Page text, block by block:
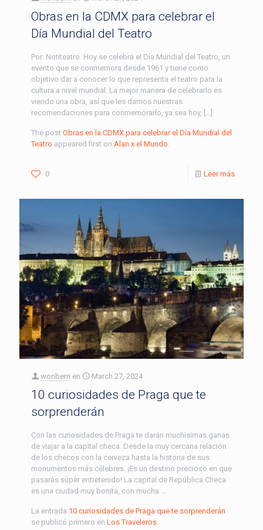
Obras en la CDMX para celebrar el
Día Mundial del Teatro
Por: Notiteatro Hoy se celebra el Día Mundial del Teatro, un
evento que se conmemora desde 1961 y tiene como
objetivo dar a conocer lo que representa el teatro para la
cultura a nivel mundial. La mejor manera de celebrarlo es
viendo una obra, así que les damos nuestras
recomendaciones para conmemorarlo, ya sea hoy, […]
The post Obras en la CDMX para celebrar el Día Mundial del
Teatro appeared first on Alan x el Mundo.
0 Leer más
wonbern en March 27, 2024
10 curiosidades de Praga que te
sorprenderán
Con las curiosidades de Praga te darán muchísimas ganas
de viajar a la capital checa. Desde la muy cercana relación
de los checos con la cerveza hasta la historia de sus
monumentos más célebres. ¡Es un destino precioso en que
pasarás súper entretenido! La capital de República Checa
es una ciudad muy bonita, con mucha …
La entrada 10 curiosidades de Praga que te sorprenderán
se publicó primero en Los Traveleros